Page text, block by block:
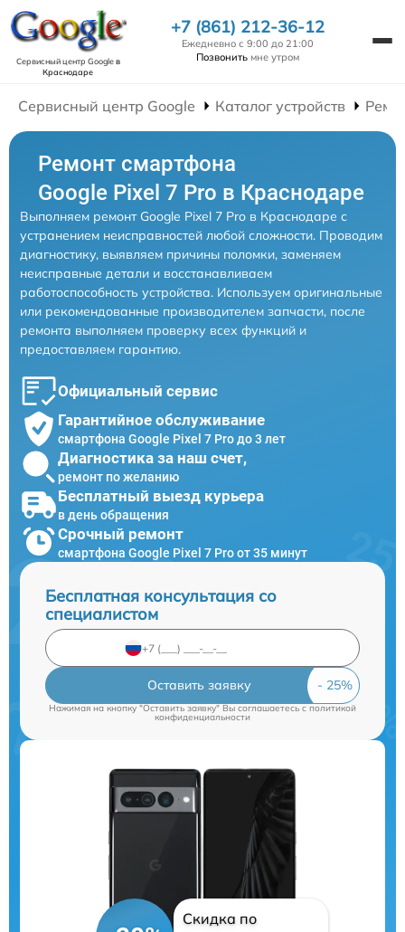
Сервисный центр Googleв
Краснодаре
+7 (861) 212-36-12
Ежедневно с 9:00 до 21:00
Позвонить мне утром
Сервисный центр Google Каталог устройств
Ремонт смартфона
Google Pixel 7 Pro в Краснодаре
Выполняем ремонт Google Pixel 7 Pro в Краснодаре с
устранением неисправностей любой сложности. Проводим
диагностику, выявляем причины поломки, заменяем
неисправные детали и восстанавливаем
работоспособность устройства. Используем оригинальные
или рекомендованные производителем запчасти, после
ремонта выполняем проверку всех функций и
предоставляем гарантию.
Официальный сервис
Гарантийное обслуживание
смартфона Google Pixel 7 Pro до 3 лет
Диагностика за наш счет,
ремонт по желанию
Бесплатный выезд курьера
в день обращения
Срочный ремонт
смартфона Google Pixel 7 Pro от 35 минут
Бесплатная консультация со
специалистом
Оставить заявку
Нажимая на кнопку "Оставить заявку" Вы соглашаетесь c политикой
конфиденциальности
Скидка по